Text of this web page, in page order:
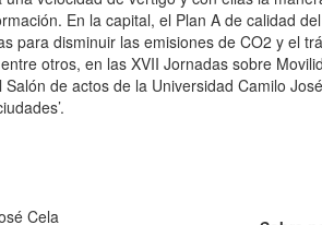
En la capital, el Plan A de calidad
para disminuir las emisiones de CO2 y el
otros, en las XVII Jornadas sobre
de actos de la Universidad Camilo